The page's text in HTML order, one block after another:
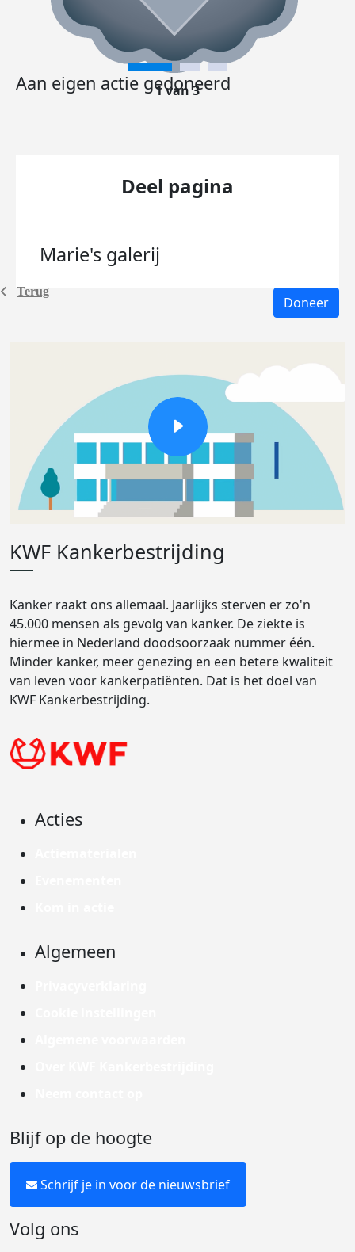
Terug
Aan eigen actie gedoneerd
1 van 3
Deel pagina
Marie's galerij
Doneer
KWF Kankerbestrijding
Kanker raakt ons allemaal. Jaarlijks sterven er zo'n
45.000 mensen als gevolg van kanker. De ziekte is
hiermee in Nederland doodsoorzaak nummer één.
Minder kanker, meer genezing en een betere kwaliteit
van leven voor kankerpatiënten. Dat is het doel van
KWF Kankerbestrijding.
Acties
Algemeen
Blijf op de hoogte
Schrijf je in voor de nieuwsbrief
Volg ons